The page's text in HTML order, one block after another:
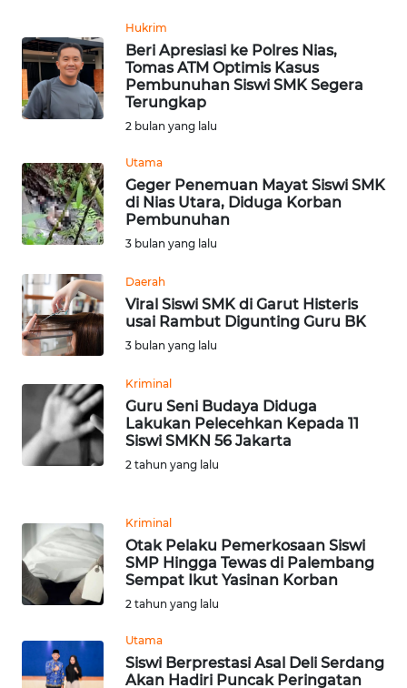
Hukrim
Beri Apresiasi ke Polres Nias,
Tomas ATM Optimis Kasus
Pembunuhan Siswi SMK Segera
Terungkap
2 bulan yang lalu
Utama
Geger Penemuan Mayat Siswi SMK
di Nias Utara, Diduga Korban
Pembunuhan
3 bulan yang lalu
Daerah
Viral Siswi SMK di Garut Histeris
usai Rambut Digunting Guru BK
3 bulan yang lalu
Kriminal
Guru Seni Budaya Diduga
Lakukan Pelecehkan Kepada 11
Siswi SMKN 56 Jakarta
2 tahun yang lalu
Kriminal
Otak Pelaku Pemerkosaan Siswi
SMP Hingga Tewas di Palembang
Sempat Ikut Yasinan Korban
2 tahun yang lalu
Utama
Siswi Berprestasi Asal Deli Serdang
Akan Hadiri Puncak Peringatan
Regional
WN
SUMUT
WN
JAKARTA
WN
JABAR
WN
BANTEN
NTT
WN
KEPRI
WN
PAPUA
BARAT
WN
RIAU